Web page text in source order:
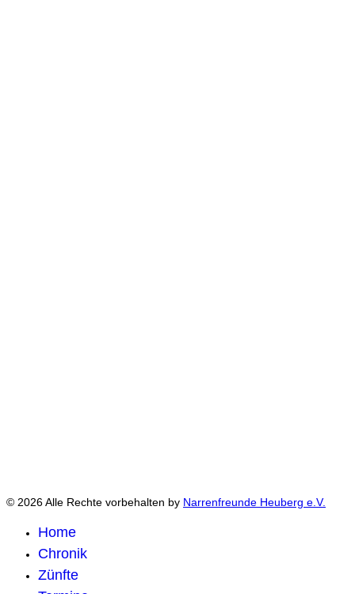
© 2026 Alle Rechte vorbehalten by Narrenfreunde Heuberg e.V.
Home
Chronik
Zünfte